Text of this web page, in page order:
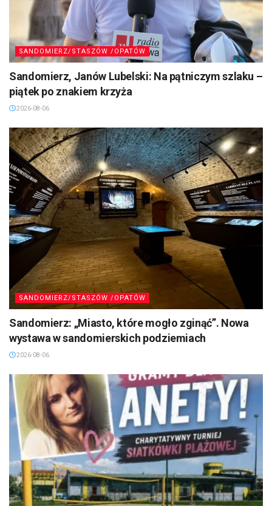
SANDOMIERZ/STASZÓW /OPATÓW
Sandomierz, Janów Lubelski: Na pątniczym szlaku –
piątek po znakiem krzyża
2026-08-06
SANDOMIERZ/STASZÓW /OPATÓW
Sandomierz: „Miasto, które mogło zginąć”. Nowa
wystawa w sandomierskich podziemiach
2026-08-06